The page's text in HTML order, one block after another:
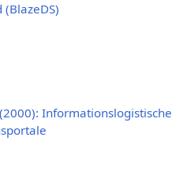
Informationslogistische